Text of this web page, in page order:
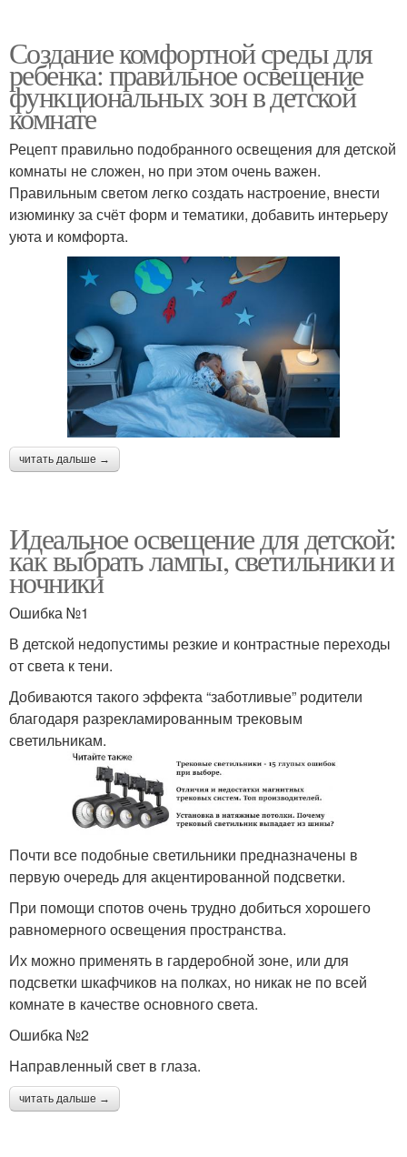
Создание комфортной среды для
ребенка: правильное освещение
функциональных зон в детской
комнате
Рецепт правильно подобранного освещения для детской
комнаты не сложен, но при этом очень важен.
Правильным светом легко создать настроение, внести
изюминку за счёт форм и тематики, добавить интерьеру
уюта и комфорта.
читать дальше →
Идеальное освещение для детской:
как выбрать лампы, светильники и
ночники
Ошибка №1
В детской недопустимы резкие и контрастные переходы
от света к тени.
Добиваются такого эффекта “заботливые” родители
благодаря разрекламированным трековым
светильникам.
Почти все подобные светильники предназначены в
первую очередь для акцентированной подсветки.
При помощи спотов очень трудно добиться хорошего
равномерного освещения пространства.
Их можно применять в гардеробной зоне, или для
подсветки шкафчиков на полках, но никак не по всей
комнате в качестве основного света.
Ошибка №2
Направленный свет в глаза.
читать дальше →